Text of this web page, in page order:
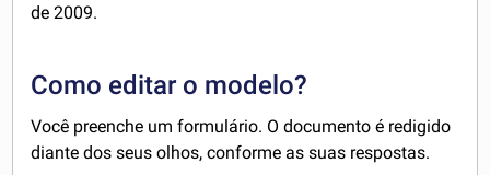
de 2009.
Como editar o modelo?
Você preenche um formulário. O documento é redigido
diante dos seus olhos, conforme as suas respostas.